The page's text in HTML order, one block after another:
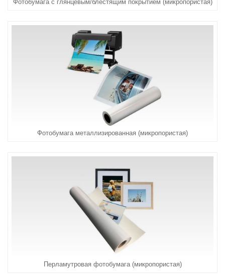
Фотобумага с глянцевым/блестящим покрытием (микропористая)
Фотобумага металлизированная (микропористая)
Перламутровая фотобумага (микропористая)